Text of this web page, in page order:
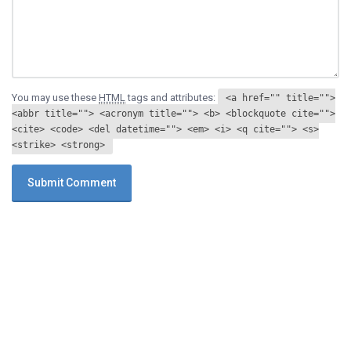
You may use these HTML tags and attributes:
<a href="" title="">
<abbr title=""> <acronym title=""> <b> <blockquote cite="">
<cite> <code> <del datetime=""> <em> <i> <q cite=""> <s>
<strike> <strong>